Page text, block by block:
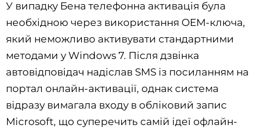
У випадку Бена телефонна активація була
необхідною через використання OEM-ключа,
який неможливо активувати стандартними
методами у Windows 7. Після дзвінка
автовідповідач надіслав SMS із посиланням на
портал онлайн-активації, однак система
відразу вимагала входу в обліковий запис
Microsoft, що суперечить самій ідеї офлайн-